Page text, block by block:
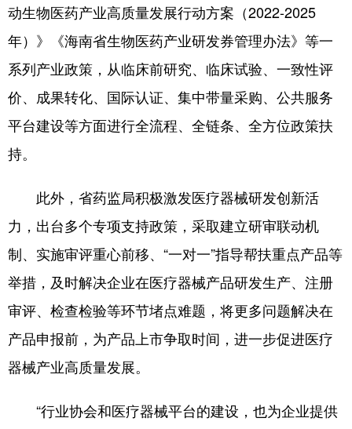
动生物医药产业高质量发展行动方案（2022-2025
年）》《海南省生物医药产业研发券管理办法》等一
系列产业政策，从临床前研究、临床试验、一致性评
价、成果转化、国际认证、集中带量采购、公共服务
平台建设等方面进行全流程、全链条、全方位政策扶
持。
此外，省药监局积极激发医疗器械研发创新活
力，出台多个专项支持政策，采取建立研审联动机
制、实施审评重心前移、“一对一”指导帮扶重点产品等
举措，及时解决企业在医疗器械产品研发生产、注册
审评、检查检验等环节堵点难题，将更多问题解决在
产品申报前，为产品上市争取时间，进一步促进医疗
器械产业高质量发展。
“行业协会和医疗器械平台的建设，也为企业提供